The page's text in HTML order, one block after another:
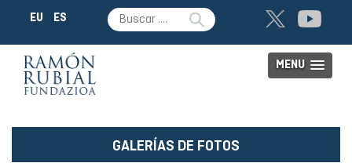
EU ES
MENU
GALERÍAS DE FOTOS